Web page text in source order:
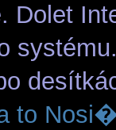
Dolet
to